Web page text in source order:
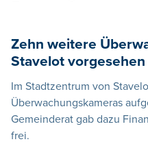
Zehn weitere
Stavelot vorgesehen
Im Stadtzentrum von
Überwachungskameras
Gemeinderat gab dazu
frei.